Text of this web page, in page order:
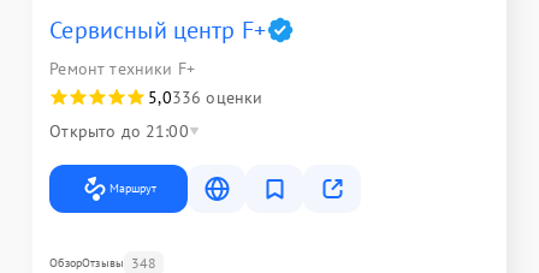
Сервисный центр F+
Ремонт техники F+
5,0336 оценки
Открыто до 21:00
Маршрут
ОбзорОтзывы 348